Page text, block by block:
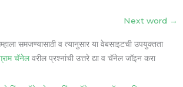
Next word →
समजण्यासाठी व त्यानुसार या वेबसाइटची उपयुक्तता
चॅनेलवरील प्रश्नांची उत्तरे द्या व चॅनेल जॉइन करा